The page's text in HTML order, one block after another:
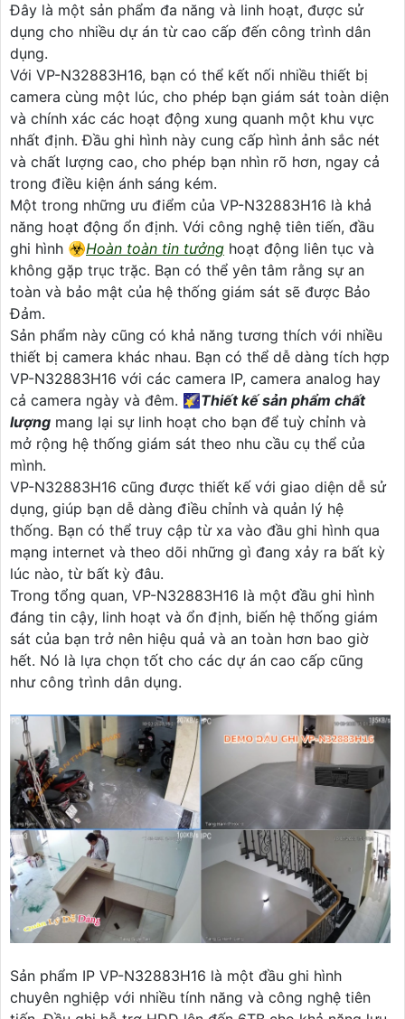
Đây là một sản phẩm đa năng và linh hoạt, được sử
dụng cho nhiều dự án từ cao cấp đến công trình dân
dụng.
Với VP-N32883H16, bạn có thể kết nối nhiều thiết bị
camera cùng một lúc, cho phép bạn giám sát toàn diện
và chính xác các hoạt động xung quanh một khu vực
nhất định. Đầu ghi hình này cung cấp hình ảnh sắc nét
và chất lượng cao, cho phép bạn nhìn rõ hơn, ngay cả
trong điều kiện ánh sáng kém.
Một trong những ưu điểm của VP-N32883H16 là khả
năng hoạt động ổn định. Với công nghệ tiên tiến, đầu
ghi hình ☣️Hoàn toàn tin tưởng hoạt động liên tục và
không gặp trục trặc. Bạn có thể yên tâm rằng sự an
toàn và bảo mật của hệ thống giám sát sẽ được Bảo
Đảm.
Sản phẩm này cũng có khả năng tương thích với nhiều
thiết bị camera khác nhau. Bạn có thể dễ dàng tích hợp
VP-N32883H16 với các camera IP, camera analog hay
cả camera ngày và đêm. 🌠Thiết kế sản phẩm chất
lượng mang lại sự linh hoạt cho bạn để tuỳ chỉnh và
mở rộng hệ thống giám sát theo nhu cầu cụ thể của
mình.
VP-N32883H16 cũng được thiết kế với giao diện dễ sử
dụng, giúp bạn dễ dàng điều chỉnh và quản lý hệ
thống. Bạn có thể truy cập từ xa vào đầu ghi hình qua
mạng internet và theo dõi những gì đang xảy ra bất kỳ
lúc nào, từ bất kỳ đâu.
Trong tổng quan, VP-N32883H16 là một đầu ghi hình
đáng tin cậy, linh hoạt và ổn định, biến hệ thống giám
sát của bạn trở nên hiệu quả và an toàn hơn bao giờ
hết. Nó là lựa chọn tốt cho các dự án cao cấp cũng
như công trình dân dụng.
Sản phẩm IP VP-N32883H16 là một đầu ghi hình
chuyên nghiệp với nhiều tính năng và công nghệ tiên